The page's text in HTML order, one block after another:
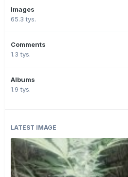
Images
65.3 tys.
Comments
1.3 tys.
Albums
1.9 tys.
LATEST IMAGE